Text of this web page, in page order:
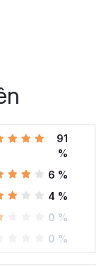
91
%
6 %
4 %
0 %
0 %